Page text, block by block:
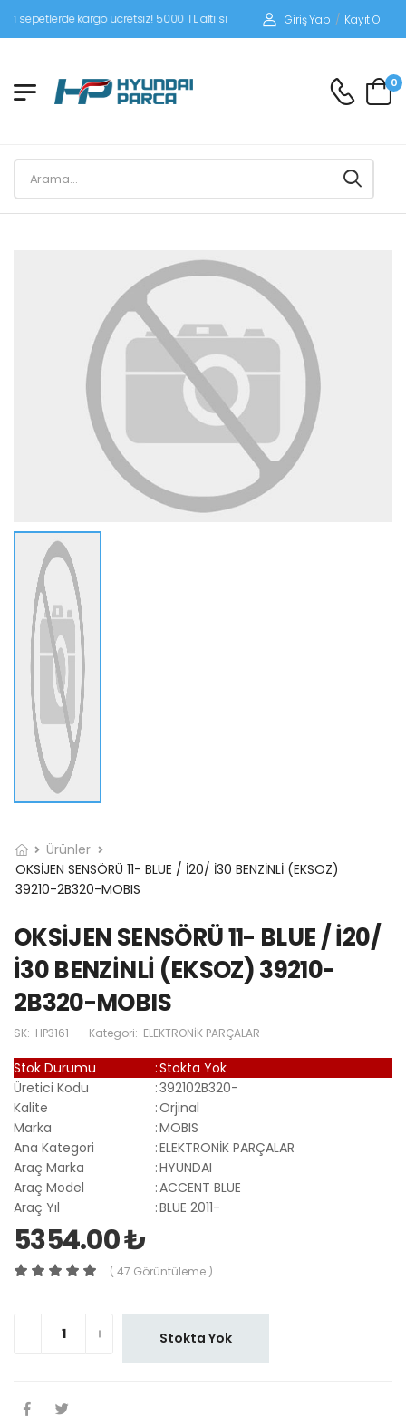
kargo ücretsiz! 5000 TL altı siparişlerinizde siparişleriniz alıcı
Giriş Yap / Kayıt Ol
0
Ürünler
OKSİJEN SENSÖRÜ 11- BLUE / İ20/ İ30 BENZİNLİ (EKSOZ)
39210-2B320-MOBIS
OKSİJEN SENSÖRÜ 11- BLUE / İ20/
İ30 BENZİNLİ (EKSOZ) 39210-
2B320-MOBIS
SK: HP3161 Kategori: ELEKTRONİK PARÇALAR
Stok Durumu :Stokta Yok
Üretici Kodu
:392102B320-
Kalite
:Orjinal
Marka
:MOBIS
Ana Kategori
:ELEKTRONİK PARÇALAR
Araç Marka
:HYUNDAI
Araç Model
:ACCENT BLUE
Araç Yıl
:BLUE 2011-
5354.00 ₺
( 47 Görüntüleme )
Stokta Yok